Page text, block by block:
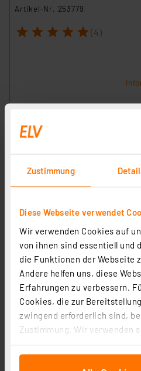
Zustimmung
Diese Webseite verwendet
Wir verwenden Cookies auf
von ihnen sind essentiell und
die Funktionen der Webseite
Andere helfen uns, diese
Erfahrungen zu verbessern.
Cookies, die zur
zwingend erforderlich sind,
Zustimmung. Wir verwenden
für soziale Medien anbieten
Artikel-Nr. 253779
1 2 3 4 5 (4)
EZVIZ Smart Home
3MP
Artikel-Nr. 258257